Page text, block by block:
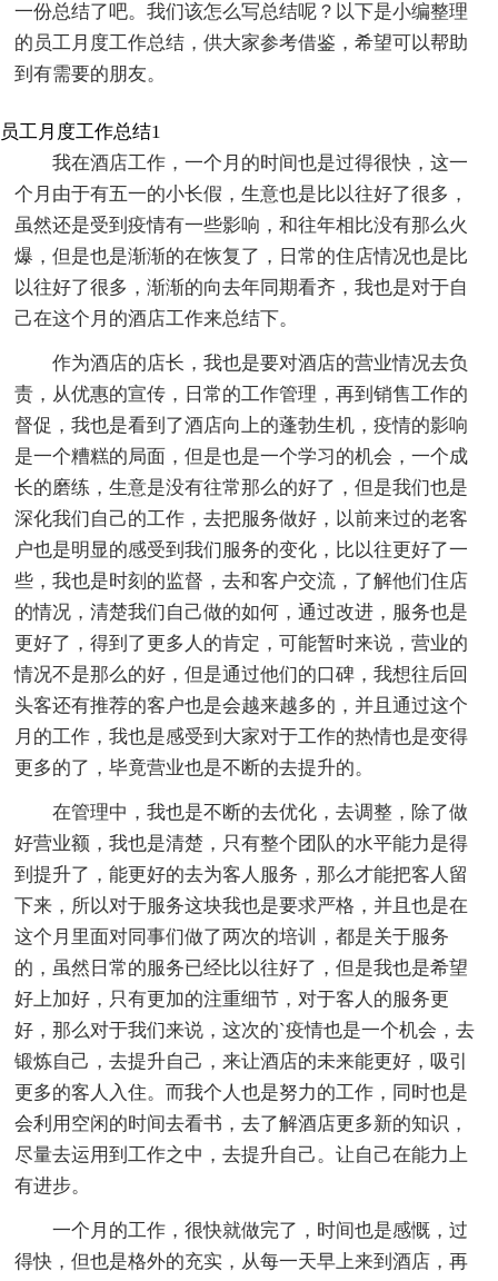
一份总结了吧。我们该怎么写总结呢？以下是小编整理
的员工月度工作总结，供大家参考借鉴，希望可以帮助
到有需要的朋友。
员工月度工作总结1
我在酒店工作，一个月的时间也是过得很快，这一
个月由于有五一的小长假，生意也是比以往好了很多，
虽然还是受到疫情有一些影响，和往年相比没有那么火
爆，但是也是渐渐的在恢复了，日常的住店情况也是比
以往好了很多，渐渐的向去年同期看齐，我也是对于自
己在这个月的酒店工作来总结下。
作为酒店的店长，我也是要对酒店的营业情况去负
责，从优惠的宣传，日常的工作管理，再到销售工作的
督促，我也是看到了酒店向上的蓬勃生机，疫情的影响
是一个糟糕的局面，但是也是一个学习的机会，一个成
长的磨练，生意是没有往常那么的好了，但是我们也是
深化我们自己的工作，去把服务做好，以前来过的老客
户也是明显的感受到我们服务的变化，比以往更好了一
些，我也是时刻的监督，去和客户交流，了解他们住店
的情况，清楚我们自己做的如何，通过改进，服务也是
更好了，得到了更多人的肯定，可能暂时来说，营业的
情况不是那么的好，但是通过他们的口碑，我想往后回
头客还有推荐的客户也是会越来越多的，并且通过这个
月的工作，我也是感受到大家对于工作的热情也是变得
更多的了，毕竟营业也是不断的去提升的。
在管理中，我也是不断的去优化，去调整，除了做
好营业额，我也是清楚，只有整个团队的水平能力是得
到提升了，能更好的去为客人服务，那么才能把客人留
下来，所以对于服务这块我也是要求严格，并且也是在
这个月里面对同事们做了两次的培训，都是关于服务
的，虽然日常的服务已经比以往好了，但是我也是希望
好上加好，只有更加的注重细节，对于客人的服务更
好，那么对于我们来说，这次的`疫情也是一个机会，去
锻炼自己，去提升自己，来让酒店的未来能更好，吸引
更多的客人入住。而我个人也是努力的工作，同时也是
会利用空闲的时间去看书，去了解酒店更多新的知识，
尽量去运用到工作之中，去提升自己。让自己在能力上
有进步。
一个月的工作，很快就做完了，时间也是感慨，过
得快，但也是格外的充实，从每一天早上来到酒店，再